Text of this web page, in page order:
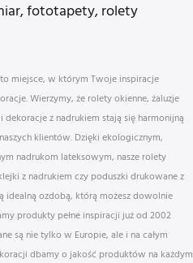
fototapety, rolety
miejsce, w którym Twoje inspiracje
Wierzymy, że rolety okienne, żaluzje
z nadrukiem stają się harmonijną
klientów. Dzięki ekologicznym,
nadrukom lateksowym, nasze rolety
z nadrukiem czy poduszki drukowane z
idealną ozdobą, którą możesz dowolnie
produkty pełne inspiracji już od 2002
są nie tylko w Europie, ale i na całym
dbamy o jakość produktów na każdym